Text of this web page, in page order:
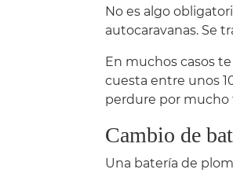
No es algo
autocaravanas. Se
En muchos casos
cuesta entre unos
perdure por mucho
Cambio de
Una batería de